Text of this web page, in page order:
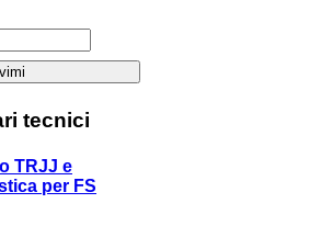
tecnici
TRJJ e
per FS